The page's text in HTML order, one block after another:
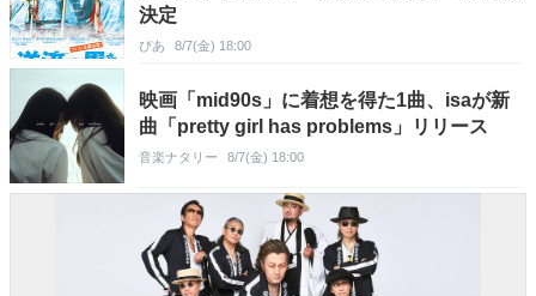
決定
ぴあ 8/7(金) 18:00
映画「mid90s」に着想を得た1曲、isaが新
曲「pretty girl has problems」リリース
音楽ナタリー 8/7(金) 18:00